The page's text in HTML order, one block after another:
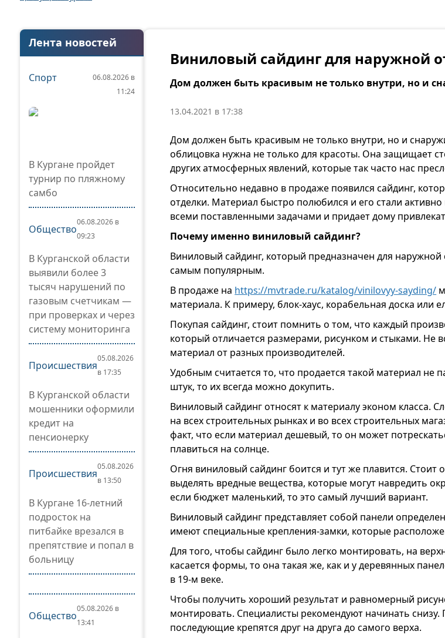
Лента новостей
Спорт
06.08.2026 в
11:24
В Кургане пройдет
турнир по пляжному
самбо
Общество
06.08.2026 в
09:23
В Курганской области
выявили более 3
тысяч нарушений по
газовым счетчикам —
при проверках и через
систему мониторинга
Происшествия
05.08.2026
в 17:35
В Курганской области
мошенники оформили
кредит на
пенсионерку
Происшествия
05.08.2026
в 13:50
В Кургане 16-летний
подросток на
питбайке врезался в
препятствие и попал в
больницу
Общество
05.08.2026 в
13:41
Виниловый сайдинг для наружной
Дом должен быть красивым не только внутри, но и
13.04.2021 в 17:38
Дом должен быть красивым не только внутри, но и
облицовка нужна не только для красоты. Она защищает
других атмосферных явлений, которые так часто нас
Относительно недавно в продаже появился сайдинг,
отделки. Материал быстро полюбился и его стали
всеми поставленными задачами и придает дому
Почему именно виниловый сайдинг?
Виниловый сайдинг, который предназначен для
самым популярным.
В продаже на https://mvtrade.ru/katalog/vinilovyy-sayding/
материала. К примеру, блок-хаус, корабельная доска или
Покупая сайдинг, стоит помнить о том, что каждый
который отличается размерами, рисунком и стыками. Не
материал от разных производителей.
Удобным считается то, что продается такой материал не
штук, то их всегда можно докупить.
Виниловый сайдинг относят к материалу эконом класса.
на всех строительных рынках и во всех строительных
факт, что если материал дешевый, то он может
плавиться на солнце.
Огня виниловый сайдинг боится и тут же плавится. Стоит
выделять вредные вещества, которые могут навредить
если бюджет маленький, то это самый лучший вариант.
Виниловый сайдинг представляет собой панели
имеют специальные крепления-замки, которые
Для того, чтобы сайдинг было легко монтировать, на
касается формы, то она такая же, как и у деревянных
в 19-м веке.
Чтобы получить хороший результат и равномерный
монтировать. Специалисты рекомендуют начинать снизу.
последующие крепятся друг на друга до самого верха.